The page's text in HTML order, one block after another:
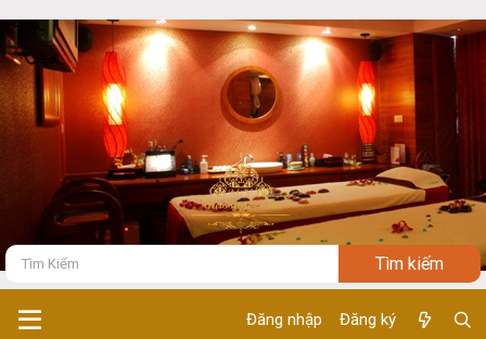
Đăng nhập Đăng ký